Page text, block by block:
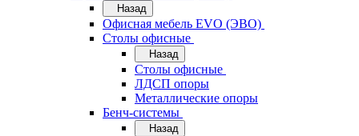
Назад
Офисная мебель EVO (ЭВО)
Cтолы офисные
Назад
Cтолы офисные
ЛДСП опоры
Металлические опоры
Бенч-системы
Назад